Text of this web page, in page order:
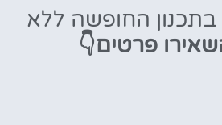
בתכנון החופשה ללא
פרטים👇